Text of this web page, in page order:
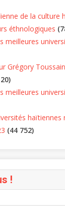
de la culture
éthnologiques
meilleures
Grégory
meilleures
haïtiennes
(44 752)
!